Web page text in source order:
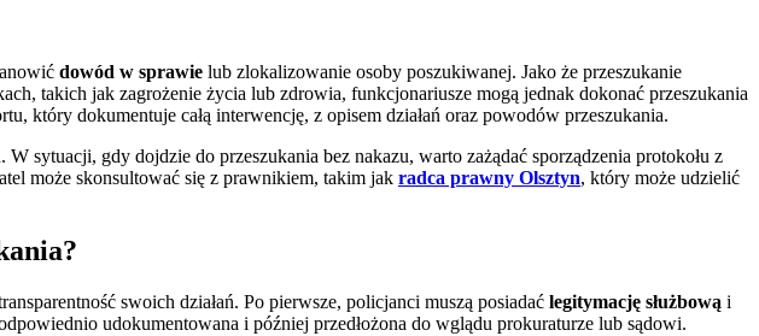
dowód w sprawie lub zlokalizowanie osoby poszukiwanej. Jako że przeszukanie
takich jak zagrożenie życia lub zdrowia, funkcjonariusze mogą jednak dokonać przeszukania
który dokumentuje całą interwencję, z opisem działań oraz powodów przeszukania.
sytuacji, gdy dojdzie do przeszukania bez nakazu, warto zażądać sporządzenia protokołu z
może skonsultować się z prawnikiem, takim jak radca prawny Olsztyn, który może udzielić
swoich działań. Po pierwsze, policjanci muszą posiadać legitymację służbową i
udokumentowana i później przedłożona do wglądu prokuraturze lub sądowi.